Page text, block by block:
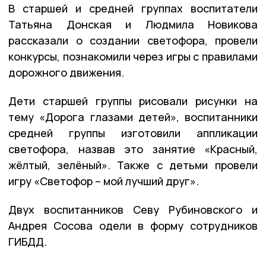
В старшей и средней группах воспитатели
Татьяна Донская и Людмила Новикова
рассказали о создании светофора, провели
конкурсы, познакомили через игры с правилами
дорожного движения.
Дети старшей группы рисовали рисунки на
тему «Дорога глазами детей», воспитанники
средней группы изготовили аппликации
светофора, назвав это занятие «Красный,
жёлтый, зелёный». Также с детьми провели
игру «Светофор – мой лучший друг».
Двух воспитанников Севу Рубиновского и
Андрея Сосова одели в форму сотрудников
ГИБДД.